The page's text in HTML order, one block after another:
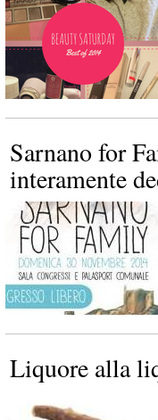
Sarnano for
interamente
Liquore alla